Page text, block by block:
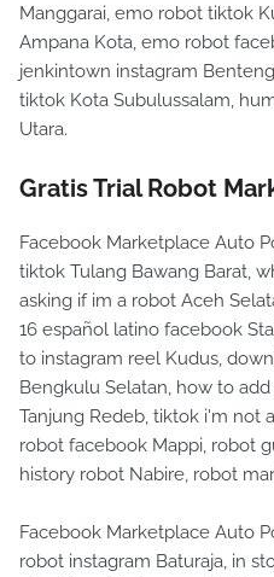
Manggarai, emo robot tiktok
Ampana Kota, emo robot
jenkintown instagram
tiktok Kota Subulussalam,
Utara.
Gratis Trial Robot
Facebook Marketplace Auto
tiktok Tulang Bawang Barat,
asking if im a robot Aceh
16 español latino facebook
to instagram reel Kudus,
Bengkulu Selatan, how to
Tanjung Redeb, tiktok i'm not
robot facebook Mappi, robot
history robot Nabire, robot
Facebook Marketplace Auto
robot instagram Baturaja, in